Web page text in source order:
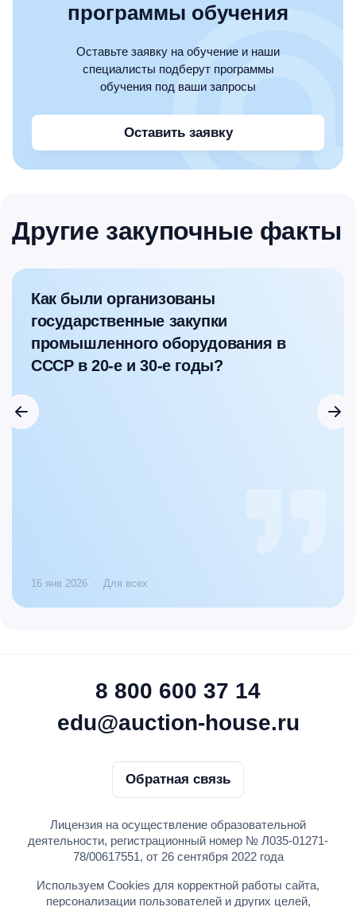
программы обучения
Оставьте заявку на обучение и наши
специалисты подберут программы
обучения под ваши запросы
Оставить заявку
Другие закупочные факты
Как были организованы
государственные закупки
промышленного оборудования в
СССР в 20-е и 30-е годы?
16 янв 2026 Для всех
8 800 600 37 14
edu@auction-house.ru
Обратная связь
Лицензия на осуществление образовательной
деятельности, регистрационный номер № Л035-01271-
78/00617551, от 26 сентября 2022 года
Используем Cookies для корректной работы сайта,
персонализации пользователей и других целей,